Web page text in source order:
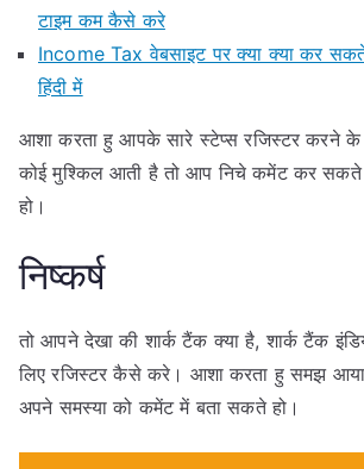
टाइम कम कैसे करे
Income Tax वेबसाइट पर क्या क्या कर सकते
हिंदी में
आशा करता हु आपके सारे स्टेप्स रजिस्टर करने के
कोई मुश्किल आती है तो आप निचे कमेंट कर
हो।
निष्कर्ष
तो आपने देखा की शार्क टैंक क्या है, शार्क टैंक
लिए रजिस्टर कैसे करे। आशा करता हु समझ आया
अपने समस्या को कमेंट में बता सकते हो।